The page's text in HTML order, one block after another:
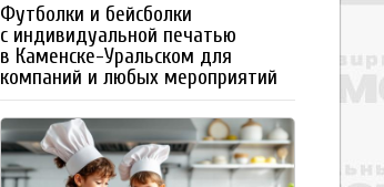
Футболки и бейсболки
с индивидуальной печатью
в Каменске-Уральском для
компаний и любых мероприятий